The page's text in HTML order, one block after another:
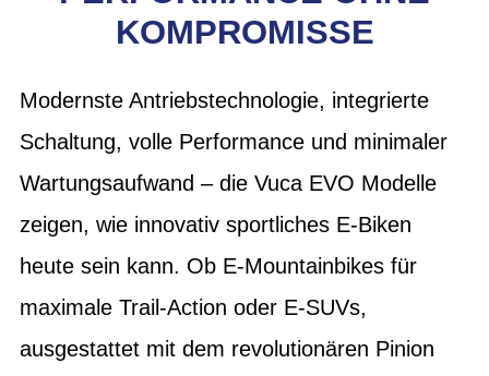
KOMPROMISSE
Modernste Antriebstechnologie, integrierte
Schaltung, volle Performance und minimaler
Wartungsaufwand – die Vuca EVO Modelle
zeigen, wie innovativ sportliches E-Biken
heute sein kann. Ob E-Mountainbikes für
maximale Trail-Action oder E-SUVs,
ausgestattet mit dem revolutionären Pinion